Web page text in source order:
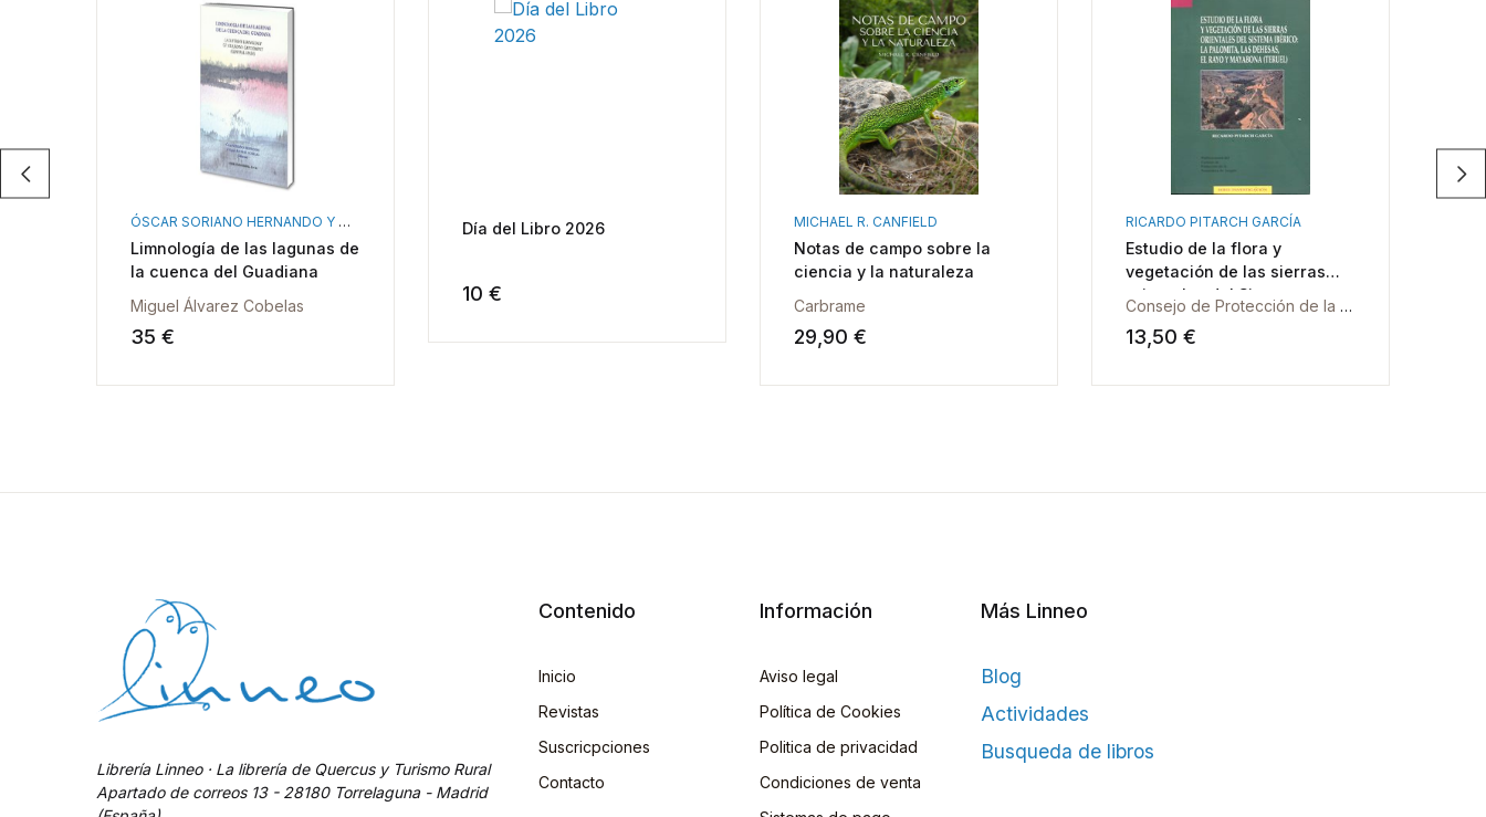
ÓSCAR SORIANO HERNANDO Y MIGUEL ÁLVAREZ COBELAS
Limnología de las lagunas de
la cuenca del Guadiana
Miguel Álvarez Cobelas
35 €
Día del Libro 2026
10 €
MICHAEL R. CANFIELD
Notas de campo sobre la
ciencia y la naturaleza
Carbrame
29,90 €
RICARDO PITARCH GARCÍA
Estudio de la flora y
vegetación de las sierras
orientales del Sistema
Ibérico: La Paloma, Las
Dehesas, El Rayo y
Consejo de Protección de la Naturaleza de Aragón
13,50 €
Librería Linneo · La librería de Quercus y Turismo Rural
Apartado de correos 13 - 28180 Torrelaguna - Madrid
Contenido
Inicio
Revistas
Suscricpciones
Contacto
Información
Aviso legal
Política de Cookies
Politica de privacidad
Condiciones de venta
Más Linneo
Blog
Actividades
Busqueda de libros